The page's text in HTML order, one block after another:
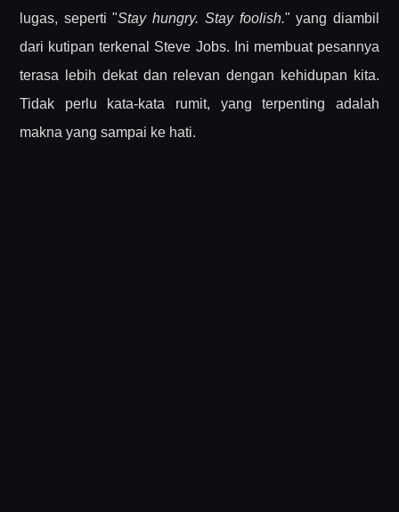
lugas, seperti "Stay hungry. Stay foolish." yang diambil
dari kutipan terkenal Steve Jobs. Ini membuat pesannya
terasa lebih dekat dan relevan dengan kehidupan kita.
Tidak perlu kata-kata rumit, yang terpenting adalah
makna yang sampai ke hati.